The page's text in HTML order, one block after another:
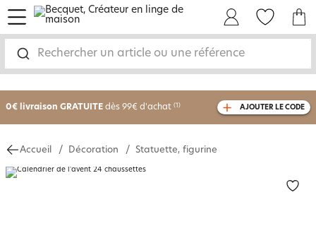
Rechercher un article ou une référence
menu
-25% sur votre commandedès 2 articles
0€ livraison GRATUITE dès 99€ d'achat (1) AJOUTER LE CODE
Accueil Décoration Statuette, figurine